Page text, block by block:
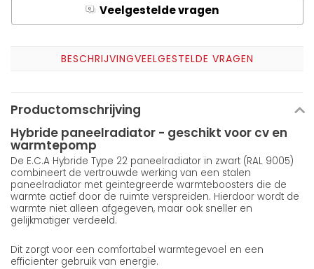
Q Veelgestelde vragen
BESCHRIJVINGVEELGESTELDE VRAGEN
Productomschrijving
Hybride paneelradiator - geschikt voor cv en
warmtepomp
De E.C.A Hybride Type 22 paneelradiator in zwart (RAL 9005)
combineert de vertrouwde werking van een stalen
paneelradiator met geintegreerde warmteboosters die de
warmte actief door de ruimte verspreiden. Hierdoor wordt de
warmte niet alleen afgegeven, maar ook sneller en
gelijkmatiger verdeeld.
Dit zorgt voor een comfortabel warmtegevoel en een
efficienter gebruik van energie.